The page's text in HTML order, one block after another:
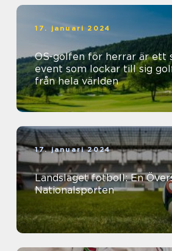
17. januari 2024
OS-golfen för herrar är ett
event som lockar till sig
från hela världen
17. januari 2024
Landslaget fotboll: En
Nationalsporten